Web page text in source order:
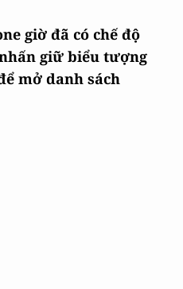
giờ đã có chế độ
giữ biểu tượng
mở danh sách